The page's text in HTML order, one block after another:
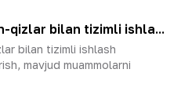
qizlar bilan tizimli ishla...
bilan tizimli ishlash
mavjud muammolarni